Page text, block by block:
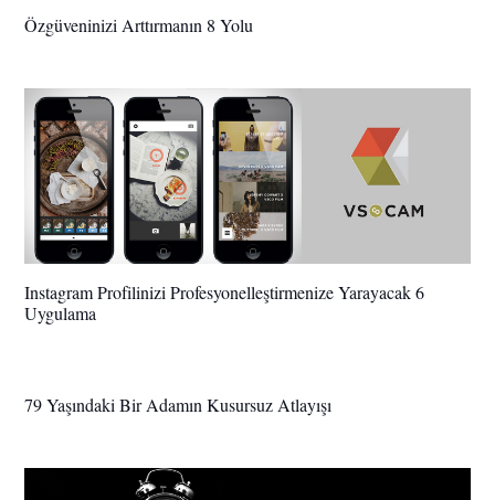
Özgüveninizi Arttırmanın 8 Yolu
Instagram Profilinizi Profesyonelleştirmenize Yarayacak 6
Uygulama
79 Yaşındaki Bir Adamın Kusursuz Atlayışı